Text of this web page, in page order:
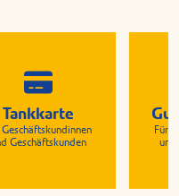
Tankkarte
Geschäftskundinnen
Geschäftskunden
Für
und